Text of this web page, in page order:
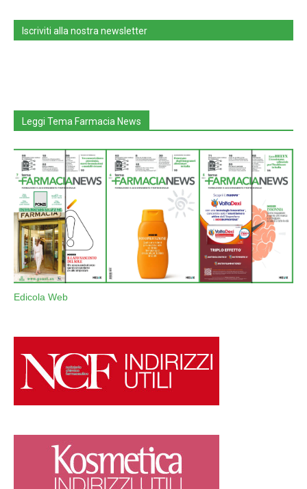
Iscriviti alla nostra newsletter
Leggi Tema Farmacia News
Edicola Web